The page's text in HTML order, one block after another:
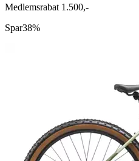
Medlemsrabat 1.500,-
Spar38%